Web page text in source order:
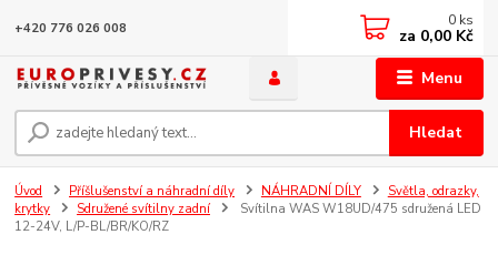
Menu
Hledat
+420 776 026 008 0 ks
za 0,00 Kč
Úvod Příšlušenství a náhradní díly NÁHRADNÍ DÍLY
Světla, odrazky,
krytky
Sdružené svítilny zadní
Svítilna WAS W18UD/475 sdružená LED
12-24V, L/P-BL/BR/KO/RZ